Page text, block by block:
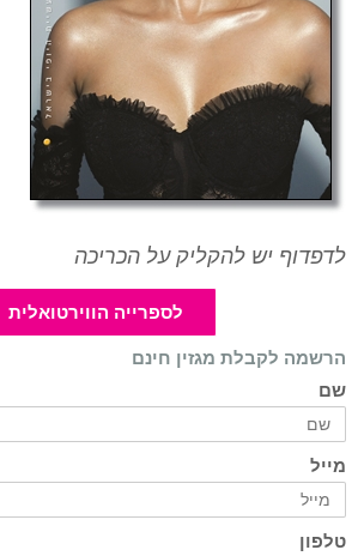
לדפדוף יש להקליק על הכריכה
לספרייה הווירטואלית
הרשמה לקבלת מגזין חינם
שם
מייל
טלפון